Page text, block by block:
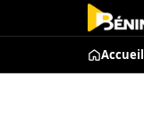
Accueil